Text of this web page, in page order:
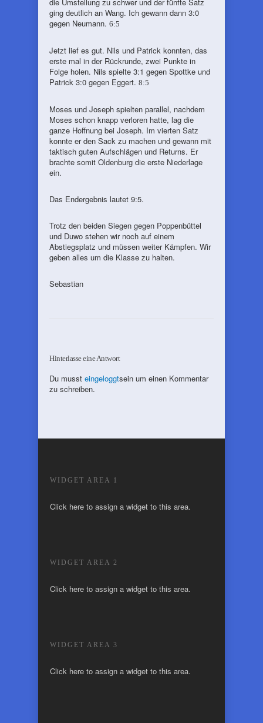
ging deutlich an Wang. Ich gewann dann 3:0
gegen Neumann. 6:5
Jetzt lief es gut. Nils und Patrick konnten, das
erste mal in der Rückrunde, zwei Punkte in
Folge holen. Nils spielte 3:1 gegen Spottke und
Patrick 3:0 gegen Eggert. 8:5
Moses und Joseph spielten parallel, nachdem
Moses schon knapp verloren hatte, lag die
ganze Hoffnung bei Joseph. Im vierten Satz
konnte er den Sack zu machen und gewann mit
taktisch guten Aufschlägen und Returns. Er
brachte somit Oldenburg die erste Niederlage
ein.
Das Endergebnis lautet 9:5.
Trotz den beiden Siegen gegen Poppenbüttel
und Duwo stehen wir noch auf einem
Abstiegsplatz und müssen weiter Kämpfen. Wir
geben alles um die Klasse zu halten.
Sebastian
Hinterlasse eine Antwort
Du musst eingeloggtsein um einen Kommentar
zu schreiben.
WIDGET AREA 1
Click here to assign a widget to this area.
WIDGET AREA 2
Click here to assign a widget to this area.
WIDGET AREA 3
Click here to assign a widget to this area.